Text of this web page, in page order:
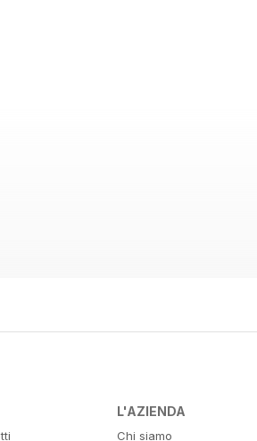
L'AZIENDA
Chi siamo